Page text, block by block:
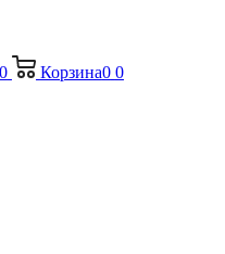
0 Корзина0 0